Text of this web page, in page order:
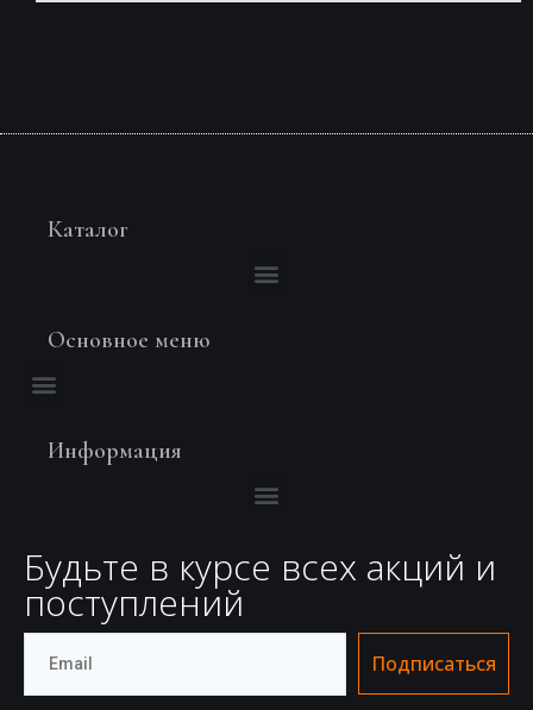
Каталог
Основное меню
Информация
Будьте в курсе всех акций и
поступлений
Подписаться